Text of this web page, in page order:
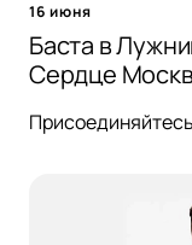
16 июня
Баста в
Сердце